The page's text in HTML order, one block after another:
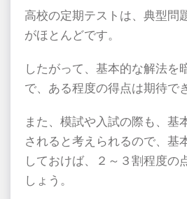
高校の定期テストは、典型問
がほとんどです。
したがって、基本的な解法を
で、ある程度の得点は期待で
また、模試や入試の際も、基
されると考えられるので、基
しておけば、２～３割程度の
しょう。